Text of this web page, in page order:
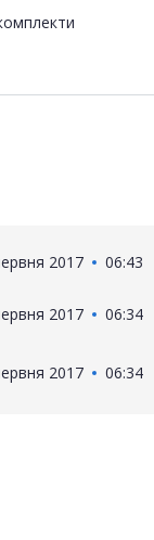
2017 06:43
2017 06:34
2017 06:34